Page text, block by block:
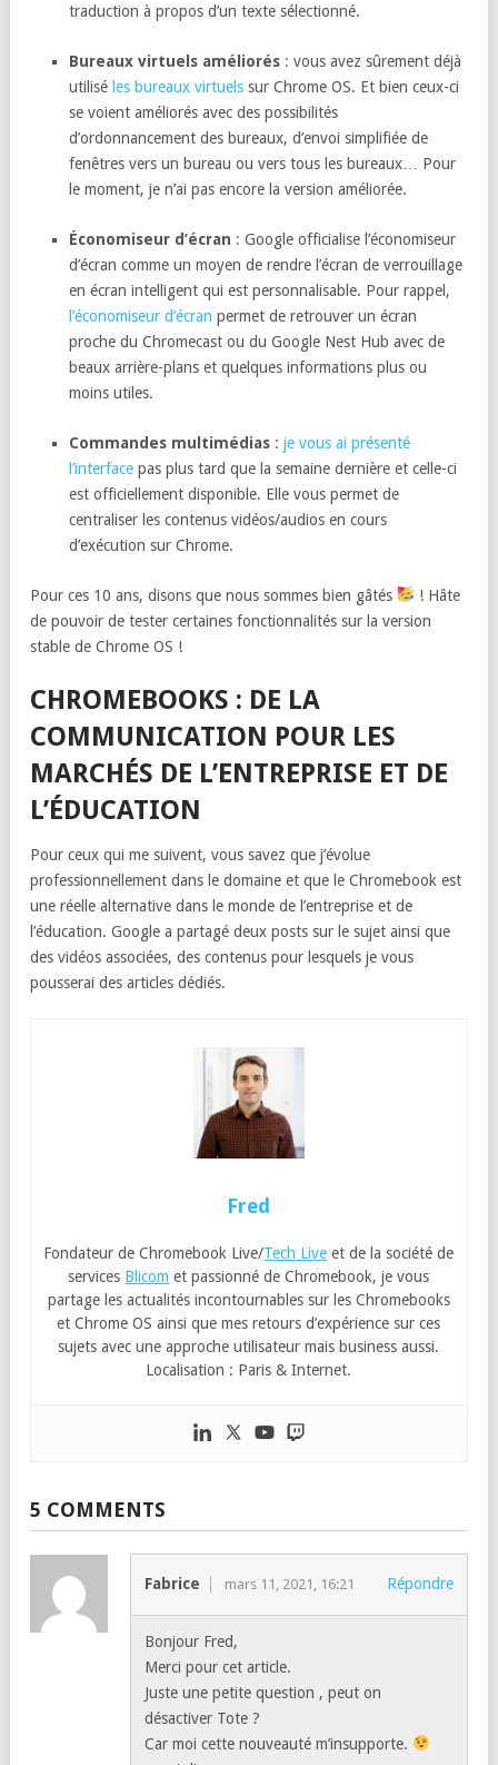
traduction à propos d’un texte sélectionné.
Bureaux virtuels améliorés : vous avez sûrement déjà
utilisé les bureaux virtuels sur Chrome OS. Et bien ceux-ci
se voient améliorés avec des possibilités
d’ordonnancement des bureaux, d’envoi simplifiée de
fenêtres vers un bureau ou vers tous les bureaux… Pour
le moment, je n’ai pas encore la version améliorée.
Économiseur d’écran : Google officialise l’économiseur
d’écran comme un moyen de rendre l’écran de verrouillage
en écran intelligent qui est personnalisable. Pour rappel,
l’économiseur d’écran permet de retrouver un écran
proche du Chromecast ou du Google Nest Hub avec de
beaux arrière-plans et quelques informations plus ou
moins utiles.
Commandes multimédias : je vous ai présenté
l’interface pas plus tard que la semaine dernière et celle-ci
est officiellement disponible. Elle vous permet de
centraliser les contenus vidéos/audios en cours
d’exécution sur Chrome.
Pour ces 10 ans, disons que nous sommes bien gâtés
! Hâte
de pouvoir de tester certaines fonctionnalités sur la version
stable de Chrome OS !
CHROMEBOOKS : DE LA
COMMUNICATION POUR LES
MARCHÉS DE L’ENTREPRISE ET DE
L’ÉDUCATION
Pour ceux qui me suivent, vous savez que j’évolue
professionnellement dans le domaine et que le Chromebook est
une réelle alternative dans le monde de l’entreprise et de
l’éducation. Google a partagé deux posts sur le sujet ainsi que
des vidéos associées, des contenus pour lesquels je vous
pousserai des articles dédiés.
Fred
Fondateur de Chromebook Live/Tech Live et de la société de
services Blicom et passionné de Chromebook, je vous
partage les actualités incontournables sur les Chromebooks
et Chrome OS ainsi que mes retours d’expérience sur ces
sujets avec une approche utilisateur mais business aussi.
Localisation : Paris & Internet.
5 COMMENTS
Fabrice mars 11, 2021, 16:21 Répondre
Bonjour Fred,
Merci pour cet article.
Juste une petite question , peut on
désactiver Tote ?
Car moi cette nouveauté m’insupporte.